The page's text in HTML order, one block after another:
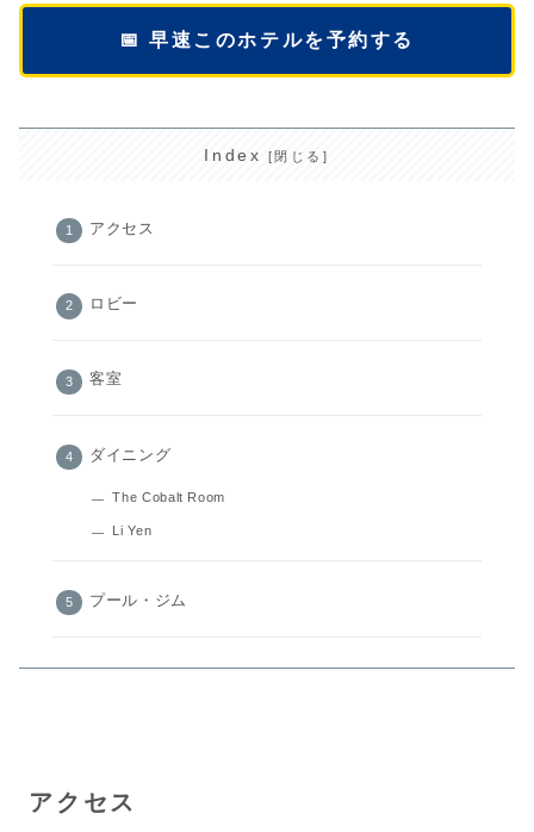
📅 早速このホテルを予約する
Index
アクセス
ロビー
客室
ダイニング
The Cobalt Room
Li Yen
プール・ジム
アクセス